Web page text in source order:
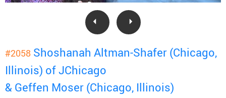
#2058 Shoshanah Altman-Shafer (Chicago,
Illinois) of JChicago
& Geffen Moser (Chicago, Illinois)